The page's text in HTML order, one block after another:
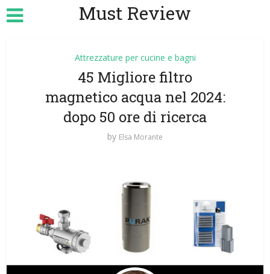
Must Review
Attrezzature per cucine e bagni
45 Migliore filtro
magnetico acqua nel 2024:
dopo 50 ore di ricerca
by Elsa Morante